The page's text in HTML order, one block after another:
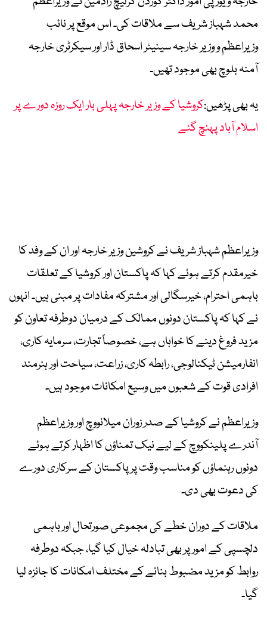
محمد شہباز شریف سے ملاقات کی۔ اس موقع پر نائب
وزیراعظم و وزیر خارجہ سینیٹر اسحاق ڈار اور سیکرٹری خارجہ
آمنہ بلوچ بھی موجود تھیں۔
یہ بھی پڑھیں:کروشیا کے وزیر خارجہ پہلی بار ایک روزہ دورے پر
اسلام آباد پہنچ گئے
وزیراعظم شہباز شریف نے کروشین وزیر خارجہ اور ان کے وفد کا
خیرمقدم کرتے ہوئے کہا کہ پاکستان اور کروشیا کے تعلقات
باہمی احترام، خیرسگالی اور مشترکہ مفادات پر مبنی ہیں۔ انہوں
نے کہا کہ پاکستان دونوں ممالک کے درمیان دوطرفہ تعاون کو
مزید فروغ دینے کا خواہاں ہے، خصوصاً تجارت، سرمایہ کاری،
انفارمیشن ٹیکنالوجی، رابطہ کاری، زراعت، سیاحت اور ہنرمند
افرادی قوت کے شعبوں میں وسیع امکانات موجود ہیں۔
وزیراعظم نے کروشیا کے صدر زوران میلانووچ اور وزیراعظم
آندرے پلینکووچ کے لیے نیک تمناؤں کا اظہار کرتے ہوئے
دونوں رہنماؤں کو مناسب وقت پر پاکستان کے سرکاری دورے
کی دعوت بھی دی۔
ملاقات کے دوران خطے کی مجموعی صورتحال اور باہمی
دلچسپی کے امور پر بھی تبادلہ خیال کیا گیا، جبکہ دوطرفہ
روابط کو مزید مضبوط بنانے کے مختلف امکانات کا جائزہ لیا
گیا۔